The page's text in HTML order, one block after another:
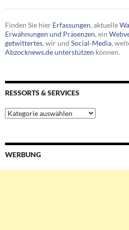
Finden Sie hier Erfassungen, aktuelle
Erwähnungen und Präsenzen, ein
getwittertes, wir und Social-Media,
Abzocknews.de unterstützen können.
RESSORTS & SERVICES
Ressorts
&
WERBUNG